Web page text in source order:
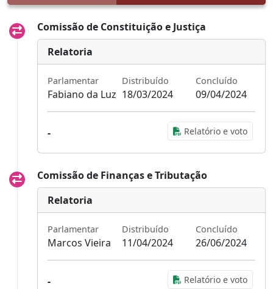
Comissão de Constituição e Justiça
Relatoria
Parlamentar Distribuído Concluído
Fabiano da Luz 18/03/2024 09/04/2024
- Relatório e voto
Comissão de Finanças e Tributação
Relatoria
Parlamentar Distribuído Concluído
Marcos Vieira 11/04/2024 26/06/2024
- Relatório e voto